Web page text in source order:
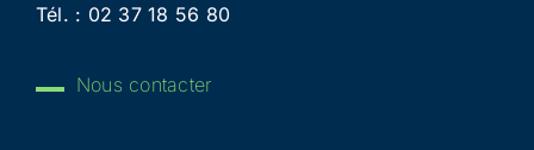
Tél. : 02 37 18 56 80
Nous contacter